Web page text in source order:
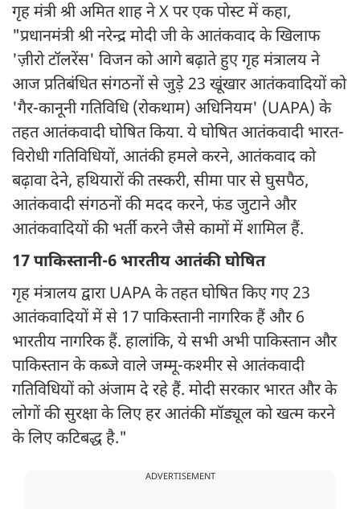
गृह मंत्री श्री अमित शाह ने X पर एक पोस्ट में कहा,
"प्रधानमंत्री श्री नरेन्द्र मोदी जी के आतंकवाद के खिलाफ
'ज़ीरो टॉलरेंस' विजन को आगे बढ़ाते हुए गृह मंत्रालय ने
आज प्रतिबंधित संगठनों से जुड़े 23 खूंखार आतंकवादियों को
'गैर-कानूनी गतिविधि (रोकथाम) अधिनियम' (UAPA) के
तहत आतंकवादी घोषित किया. ये घोषित आतंकवादी भारत-
विरोधी गतिविधियों, आतंकी हमले करने, आतंकवाद को
बढ़ावा देने, हथियारों की तस्करी, सीमा पार से घुसपैठ,
आतंकवादी संगठनों की मदद करने, फंड जुटाने और
आतंकवादियों की भर्ती करने जैसे कामों में शामिल हैं.
17 पाकिस्तानी-6 भारतीय आतंकी घोषित
गृह मंत्रालय द्वारा UAPA के तहत घोषित किए गए 23
आतंकवादियों में से 17 पाकिस्तानी नागरिक हैं और 6
भारतीय नागरिक हैं. हालांकि, ये सभी अभी पाकिस्तान और
पाकिस्तान के कब्जे वाले जम्मू-कश्मीर से आतंकवादी
गतिविधियों को अंजाम दे रहे हैं. मोदी सरकार भारत और के
लोगों की सुरक्षा के लिए हर आतंकी मॉड्यूल को खत्म करने
के लिए कटिबद्ध है."
ADVERTISEMENT